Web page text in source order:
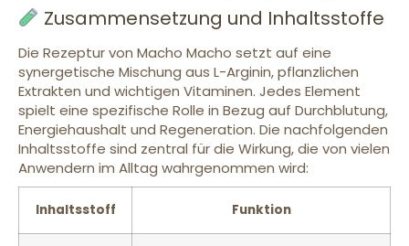
Zusammensetzung und Inhaltsstoffe
Die Rezeptur von Macho Macho setzt auf eine
synergetische Mischung aus L-Arginin, pflanzlichen
Extrakten und wichtigen Vitaminen. Jedes Element
spielt eine spezifische Rolle in Bezug auf Durchblutung,
Energiehaushalt und Regeneration. Die nachfolgenden
Inhaltsstoffe sind zentral für die Wirkung, die von vielen
Anwendern im Alltag wahrgenommen wird:
Inhaltsstoff Funktion